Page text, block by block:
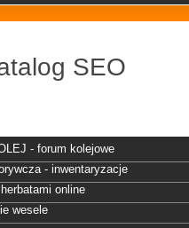
SEO
- forum kolejowe
- inwentaryzacje
online
wesele